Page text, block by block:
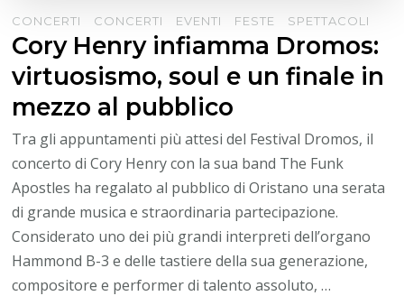
CONCERTI CONCERTI EVENTI FESTE SPETTACOLI
Cory Henry infiamma Dromos:
virtuosismo, soul e un finale in
mezzo al pubblico
Tra gli appuntamenti più attesi del Festival Dromos, il
concerto di Cory Henry con la sua band The Funk
Apostles ha regalato al pubblico di Oristano una serata
di grande musica e straordinaria partecipazione.
Considerato uno dei più grandi interpreti dell’organo
Hammond B-3 e delle tastiere della sua generazione,
compositore e performer di talento assoluto, …